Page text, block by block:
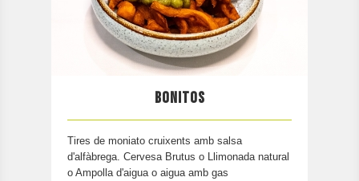
BONITOS
Tires de moniato cruixents amb salsa
d'alfàbrega. Cervesa Brutus o Llimonada natural
o Ampolla d'aigua o aigua amb gas